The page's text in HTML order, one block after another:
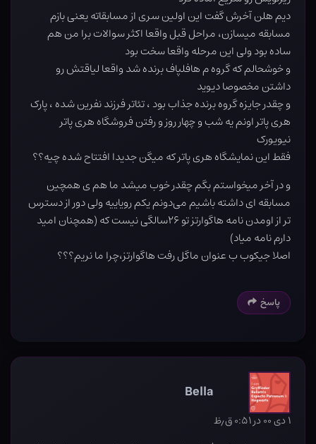
دیم هلن آخرش گفت این اولین سری از مسابقاته یعنی بازم
مسابقه میسازن، مراحل قبل واقعا اکثر سوالات برا من هم
ساده بود ولی این مرحله واقعا سخت بود
و خوشحالم که گروه م هافلپاف برنده شد واقعا لیاقتش رو
داشتن مخصوصا دیوید
و چقدر جایزه گروه برنده جذاب بود ، تئاتر فرزند نفرین شده ، پارک
هری پاتر اونم یه شب و چهار روز و رفتن فروشگاه هری پاتر
نیویورک
فقط این نمایشگاه هری پاتر که میگن جدیدا افتتاح شده چیه؟؟
و در آخر میخواستم بگم چقدر خوب میشد ما هم ی همچین
مسابقه ای داشته باشیم می‌دونم یکم رویاییه ولی دور از دسترس
تر از اومدن نامه هاگوارتز تو‌ ۲۶سالگی نیست که (همچنان امید
دارم نامه میاد)
اصلا جیکوب ب عنوان ماگل رفت هاگوارتز،چرا ما نریم؟؟؟
پاسخ
Bella
۱ دی ۰۰ در ۰:۵۱ ق٫ظ